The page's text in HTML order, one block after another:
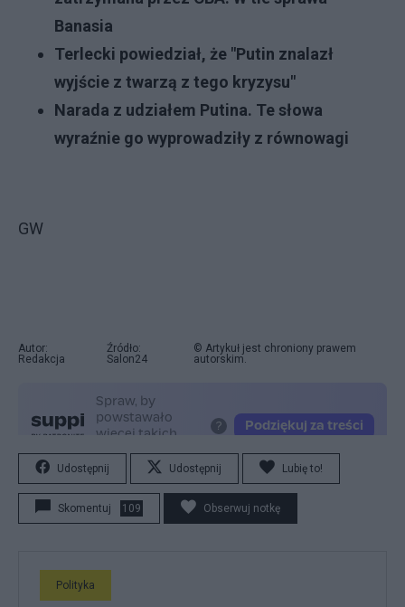
Banasia
Terlecki powiedział, że "Putin znalazł
wyjście z twarzą z tego kryzysu"
Narada z udziałem Putina. Te słowa
wyraźnie go wyprowadziły z równowagi
GW
Autor:
Redakcja
Źródło:
Salon24
© Artykuł jest chroniony prawem
autorskim.
Udostępnij Udostępnij Lubię to!
Skomentuj 109 Obserwuj notkę
Polityka